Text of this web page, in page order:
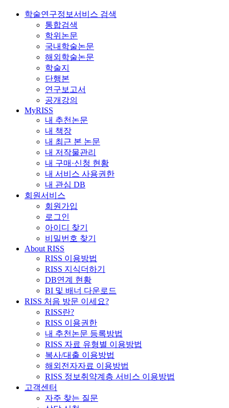
학술연구정보서비스 검색
통합검색
학위논문
국내학술논문
해외학술논문
학술지
단행본
연구보고서
공개강의
MyRISS
내 추천논문
내 책장
내 최근 본 논문
내 저작물관리
내 구매·신청 현황
내 서비스 사용권한
내 관심 DB
회원서비스
회원가입
로그인
아이디 찾기
비밀번호 찾기
About RISS
RISS 이용방법
RISS 지식더하기
DB연계 현황
BI 및 배너 다운로드
RISS 처음 방문 이세요?
RISS란?
RISS 이용권한
내 추천논문 등록방법
RISS 자료 유형별 이용방법
복사/대출 이용방법
해외전자자료 이용방법
RISS 정보취약계층 서비스 이용방법
고객센터
자주 찾는 질문